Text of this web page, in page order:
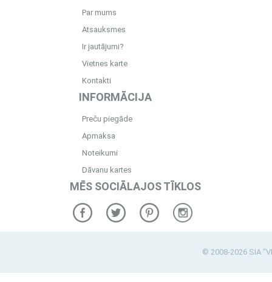
Par mums
Atsauksmes
Ir jautājumi?
Vietnes karte
Kontakti
INFORMĀCIJA
Preču piegāde
Apmaksa
Noteikumi
Dāvanu kartes
MĒS SOCIĀLAJOS TĪKLOS
© 2008-2026 SIA